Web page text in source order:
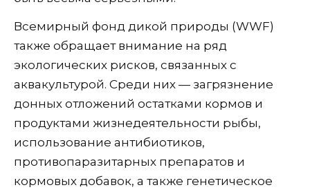
Всемирный фонд дикой природы (WWF)
также обращает внимание на ряд
экологических рисков, связанных с
аквакультурой. Среди них — загрязнение
донных отложений остатками кормов и
продуктами жизнедеятельности рыбы,
использование антибиотиков,
противопаразитарных препаратов и
кормовых добавок, а также генетическое